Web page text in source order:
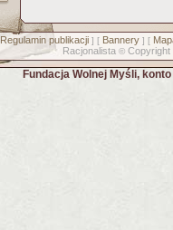
Regulamin publikacji] [ Bannery] [
Racjonalista © Copyright
Fundacja Wolnej Myśli,